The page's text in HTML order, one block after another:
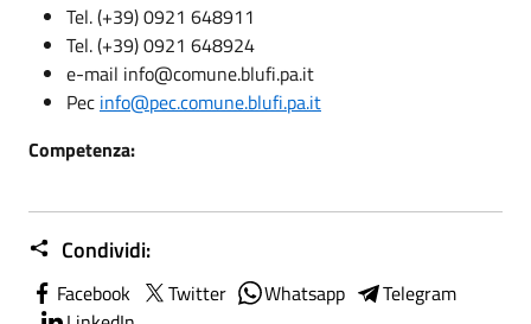
Tel. (+39) 0921 648911
Tel. (+39) 0921 648924
e-mail info@comune.blufi.pa.it
Pec info@pec.comune.blufi.pa.it
Competenza:
Condividi:
Facebook Twitter Whatsapp
Telegram